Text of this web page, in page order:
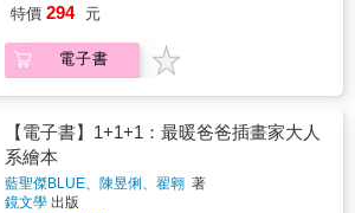
獨自體會滋味一二。 &mdash;&mdash;〈暗示
院》）
&mdash;&mdash;』地鳴叫著。」 「風托著我
命令的士兵，一齊倒伏下去。河裡的水飛起
來，紅翅膀的鯉魚像一道道閃電在空中飛。」
「刮過去的是大風。風過後，天地間靜了一小
紅，像流動著冷冷的鐵水。莊稼慢慢地直腰。
爺爺像一尊青銅塑像一樣保持著用力的姿
勢。」
作者透過阿河和小男孩在飛行時所見的綺麗場
邊際的祕密森林，共同經歷生命的美好與消
逝。本書的繪圖風格既美麗又哀傷，奇幻且神
祕的氛圍，不知不覺中吸引讀者與主角一起沉
享，多國媒體現象式報導 全球最暖父職插畫家
這個夏天，在家與加、家與減之間， 父子兩人
都學會了成長的算式 童年如果是個季節，那一
的插畫家，也是新手單親爸爸，這年夏天帶著
孩子搬到新的城市，展開了沒有「她」的新生
活。在這裡，他試著重建一個家。 疲於兼顧工
作與小孩的他，顯得有些手忙腳亂，此時「小
特價 294 元
電子書
【電子書】1+1+1：最暖爸爸插畫家大人
系繪本
藍聖傑BLUE、陳昱俐、翟翱 著
鏡文學 出版